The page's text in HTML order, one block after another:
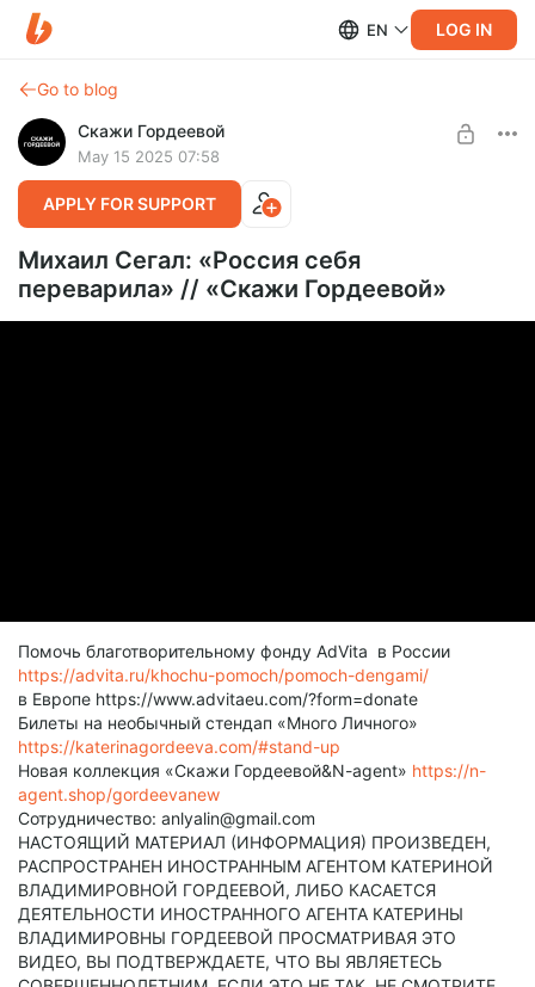
EN LOG IN
Go to blog
Скажи Гордеевой
May 15 2025 07:58
APPLY FOR SUPPORT
Михаил Сегал: «Россия себя
переварила» // «Скажи Гордеевой»
Помочь благотворительному фонду AdVita в России
https://advita.ru/khochu-pomoch/pomoch-dengami/
в Европе https://www.advitaeu.com/?form=donate
Билеты на необычный стендап «Много Личного»
https://katerinagordeeva.com/#stand-up
Новая коллекция «Скажи Гордеевой&N-agent» https://n-
agent.shop/gordeevanew
Сотрудничество: anlyalin@gmail.com
НАСТОЯЩИЙ МАТЕРИАЛ (ИНФОРМАЦИЯ) ПРОИЗВЕДЕН,
РАСПРОСТРАНЕН ИНОСТРАННЫМ АГЕНТОМ КАТЕРИНОЙ
ВЛАДИМИРОВНОЙ ГОРДЕЕВОЙ, ЛИБО КАСАЕТСЯ
ДЕЯТЕЛЬНОСТИ ИНОСТРАННОГО АГЕНТА КАТЕРИНЫ
ВЛАДИМИРОВНЫ ГОРДЕЕВОЙ ПРОСМАТРИВАЯ ЭТО
ВИДЕО, ВЫ ПОДТВЕРЖДАЕТЕ, ЧТО ВЫ ЯВЛЯЕТЕСЬ